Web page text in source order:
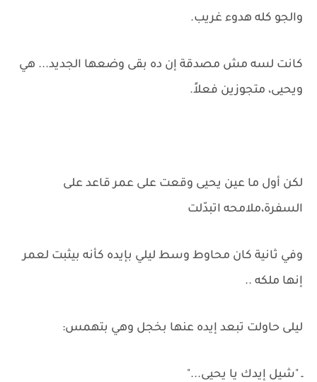
والجو كله هدوء غريب.
كانت لسه مش مصدقة إن ده بقى وضعها الجديد... هي
ويحيى، متجوزين فعلاً.
لكن أول ما عين يحيى وقعت على عمر قاعد على
السفرة،ملامحه اتبدّلت
وفي ثانية كان محاوط وسط ليلي بإيده كأنه بيثبت لعمر
إنها ملكه ..
ليلى حاولت تبعد إيده عنها بخجل وهي بتهمس:
ـ "شيل إيدك يا يحيى..."